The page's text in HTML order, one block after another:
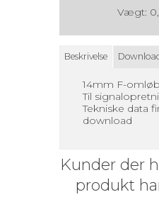
Vægt:
Beskrivelse
14mm F-
Til
Tekniske data
download
Kunder der
produkt